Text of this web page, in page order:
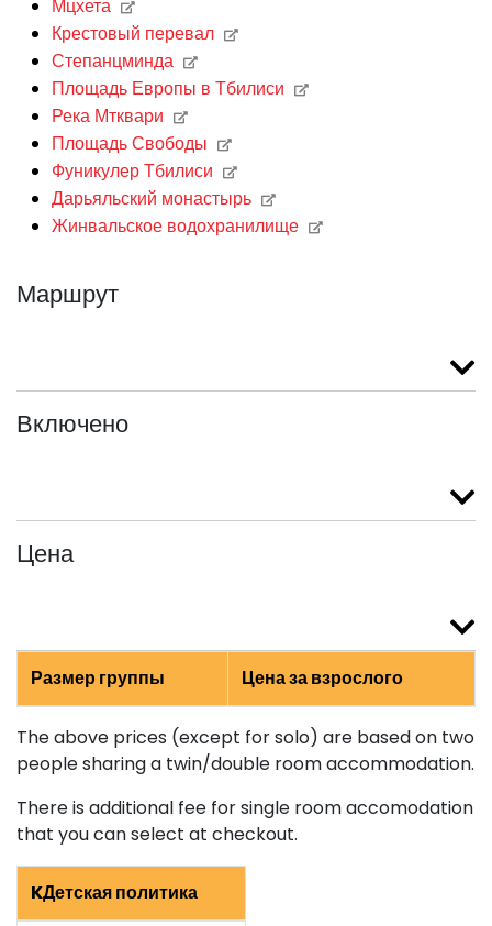
Мцхета
Крестовый перевал
Степанцминда
Площадь Европы в Тбилиси
Река Мтквари
Площадь Свободы
Фуникулер Тбилиси
Дарьяльский монастырь
Жинвальское водохранилище
Маршрут
Включено
Цена
Размер группы Цена за взрослого
The above prices (except for solo) are based on two
people sharing a twin/double room accommodation.
There is additional fee for single room accomodation
that you can select at checkout.
KДетская политика